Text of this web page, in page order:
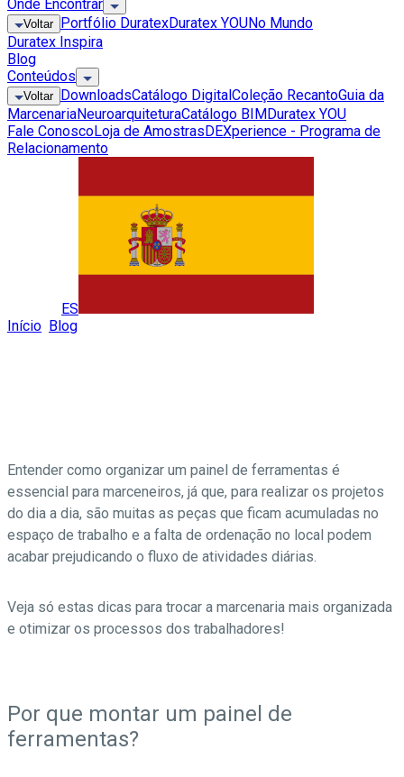
Onde Encontrar
Voltar Portfólio DuratexDuratex YOUNo Mundo
Duratex Inspira
Blog
Conteúdos
Voltar DownloadsCatálogo DigitalColeção RecantoGuia da
MarcenariaNeuroarquiteturaCatálogo BIMDuratex YOU
Fale ConoscoLoja de AmostrasDEXperience - Programa de
Relacionamento
ES
Início Blog
Entender como organizar um painel de ferramentas é
essencial para marceneiros, já que, para realizar os projetos
do dia a dia, são muitas as peças que ficam acumuladas no
espaço de trabalho e a falta de ordenação no local podem
acabar prejudicando o fluxo de atividades diárias.
Veja só estas dicas para trocar a marcenaria mais organizada
e otimizar os processos dos trabalhadores!
Por que montar um painel de
ferramentas?